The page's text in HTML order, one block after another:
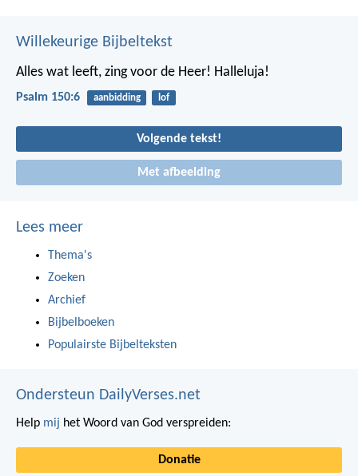
Willekeurige Bijbeltekst
Alles wat leeft, zing voor de Heer! Halleluja!
Psalm 150:6 aanbidding lof
Volgende tekst!
Met afbeelding
Lees meer
Thema's
Zoeken
Archief
Bijbelboeken
Populairste Bijbelteksten
Ondersteun DailyVerses.net
Help mij het Woord van God verspreiden:
Donatie